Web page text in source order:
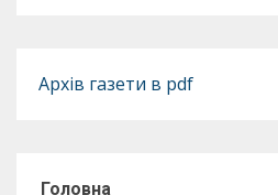
Архів газети в pdf
Головна